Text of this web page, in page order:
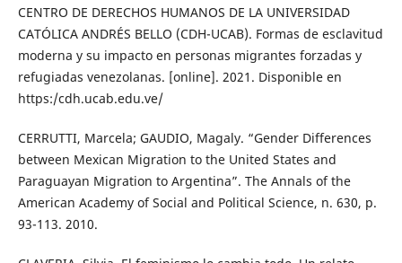
CENTRO DE DERECHOS HUMANOS DE LA UNIVERSIDAD
CATÓLICA ANDRÉS BELLO (CDH-UCAB). Formas de esclavitud
moderna y su impacto en personas migrantes forzadas y
refugiadas venezolanas. [online]. 2021. Disponible en
https:/cdh.ucab.edu.ve/
CERRUTTI, Marcela; GAUDIO, Magaly. “Gender Differences
between Mexican Migration to the United States and
Paraguayan Migration to Argentina”. The Annals of the
American Academy of Social and Political Science, n. 630, p.
93-113. 2010.